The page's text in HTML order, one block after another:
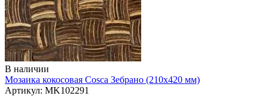
В наличии
Мозаика кокосовая Cosca Зебрано (210х420 мм)
Артикул: MK102291